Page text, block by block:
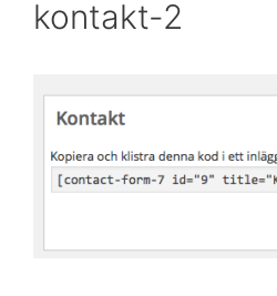
kontakt-2